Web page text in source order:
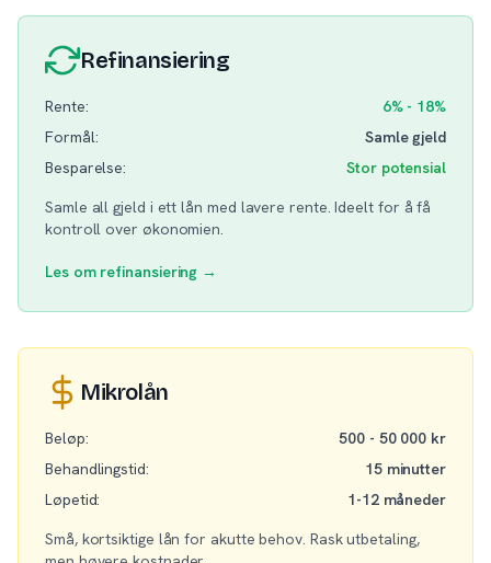
Refinansiering
Rente:
6% - 18%
Formål:
Samle gjeld
Besparelse:
Stor potensial
Samle all gjeld i ett lån med lavere rente. Ideelt for å få
kontroll over økonomien.
Les om refinansiering →
Mikrolån
Beløp:
500 - 50 000 kr
Behandlingstid:
15 minutter
Løpetid:
1-12 måneder
Små, kortsiktige lån for akutte behov. Rask utbetaling,